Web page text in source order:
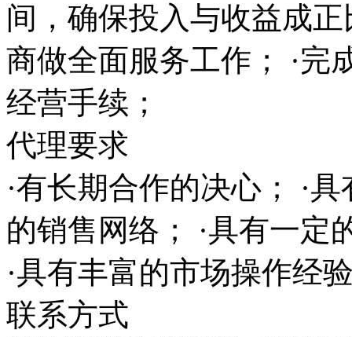
间，确保投入与收益成
商做全面服务工作； ·完
经营手续；
代理要求
·有长期合作的决心； ·
的销售网络； ·具有一定
·具有丰富的市场操作经
联系方式